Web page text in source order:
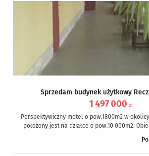
Sprzedam budynek użytkowy
1 497 000 zł
Perspektywiczny motel o pow.1800m2 w
położony jest na działce o pow.10 000m2.